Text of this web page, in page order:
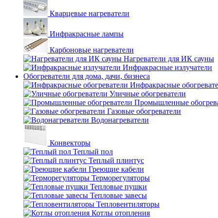
Кварцевые нагреватели
Инфракрасные лампы
Карбоновые нагреватели
Нагреватели для ИК сауны
Инфракрасные излучатели
Обогреватели для дома, дачи, бизнеса
Инфракрасные
Уличные обогреватели
Промышленные
Газовые обогреватели
Водонагреватели
Конвекторы
Теплый пол
Теплый плинтус
Греющие кабели
Терморегуляторы
Тепловые пушки
Тепловые завесы
Тепловентиляторы
Котлы отопления